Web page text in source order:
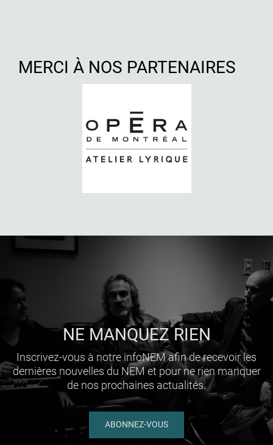
MERCI À NOS PARTENAIRES
NE MANQUEZ RIEN
Inscrivez-vous à notre infoNEM afin de recevoir les
dernières nouvelles du NEM et pour ne rien manquer
de nos prochaines actualités.
ABONNEZ-VOUS